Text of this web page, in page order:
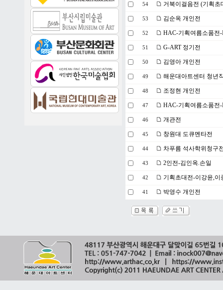
54 거북이걸음전 (기획초
53 김순옥 개인전
52 HAC-기획여름소품전
51 G-ART 정기전
50 김영아 개인전
49 해운대아트센터 청년
48 조정현 개인전
47 HAC-기획여름소품전
46 개관전
45 창원대 도큐멘타전
44 차푸름 석사학위청구
43 2인전-김인옥.손일
42 기획초대전-이강윤,이
41 박영수 개인전